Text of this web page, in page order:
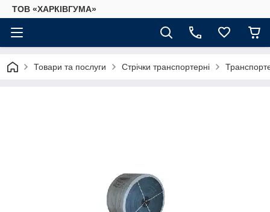
ТОВ «ХАРКІВГУМА»
Товари та послуги Стрічки транспортерні